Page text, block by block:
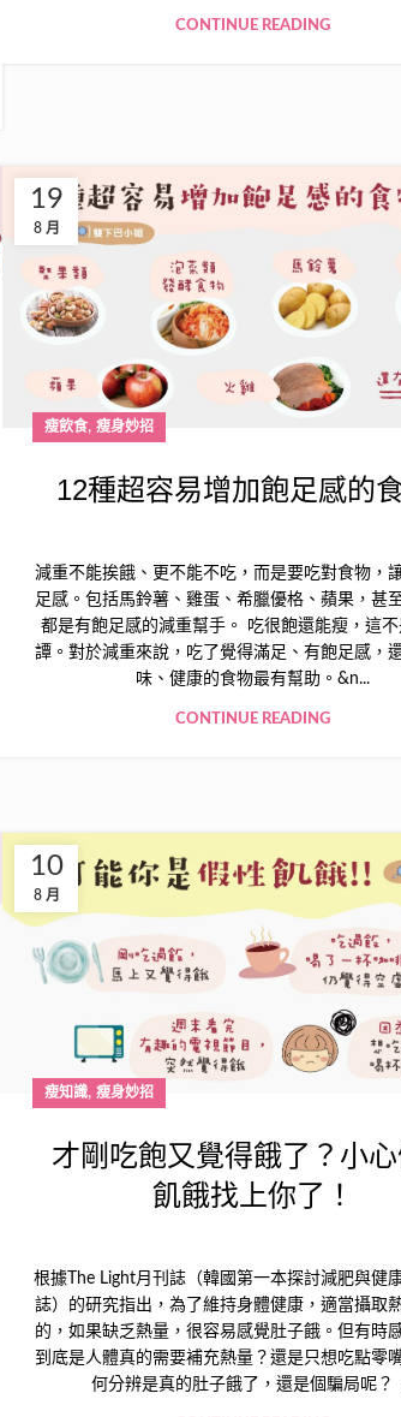
CONTINUE READING
19
8 月
瘦飲食,瘦身妙招
12種超容易增加飽足感的
減重不能挨餓、更不能不吃，而是要吃對食物，
足感。包括馬鈴薯、雞蛋、希臘優格、蘋果，甚
都是有飽足感的減重幫手。 吃很飽還能瘦，這
譚。對於減重來說，吃了覺得滿足、有飽足感，
味、健康的食物最有幫助。&n...
CONTINUE READING
10
8 月
瘦知識,瘦身妙招
才剛吃飽又覺得餓了？小
飢餓找上你了！
根據The Light月刊誌（韓國第一本探討減肥與健
誌）的研究指出，為了維持身體健康，適當攝取
的，如果缺乏熱量，很容易感覺肚子餓。但有時
到底是人體真的需要補充熱量？還是只想吃點零
何分辨是真的肚子餓了，還是個騙局呢？